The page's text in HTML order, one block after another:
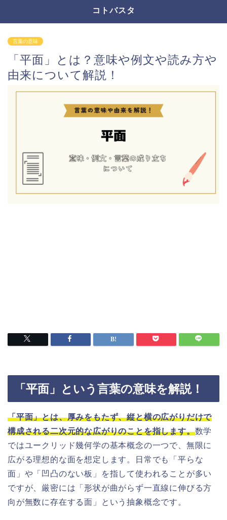
コトバスタ
言葉の意味
「平面」とは？意味や例文や読み方や
由来について解説！
「平面」という言葉の意味を解説！
「平面」とは、厚みをもたず、縦と横の広がりだけで
構成される二次元的な広がりのことを指します。数学
ではユークリッド幾何学の基本概念の一つで、無限に
広がる理想的な面を想定します。日常でも「平らな
面」や「凹凸のない板」を指して使われることが多い
ですが、厳密には「形状が曲がらず一直線に伸びる方
向が無数に存在する面」という抽象概念です。